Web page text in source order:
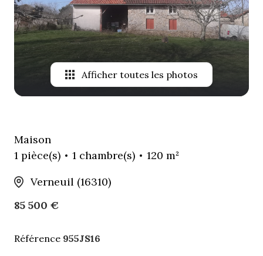
Afficher toutes les photos
Maison
1 pièce(s)
1 chambre(s)
120 m²
Verneuil (16310)
85 500 €
Référence 955JS16